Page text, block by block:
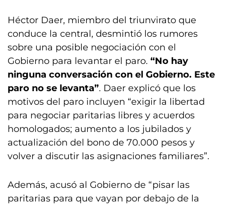
Héctor Daer, miembro del triunvirato que
conduce la central, desmintió los rumores
sobre una posible negociación con el
Gobierno para levantar el paro. “No hay
ninguna conversación con el Gobierno. Este
paro no se levanta”. Daer explicó que los
motivos del paro incluyen “exigir la libertad
para negociar paritarias libres y acuerdos
homologados; aumento a los jubilados y
actualización del bono de 70.000 pesos y
volver a discutir las asignaciones familiares”.
Además, acusó al Gobierno de “pisar las
paritarias para que vayan por debajo de la